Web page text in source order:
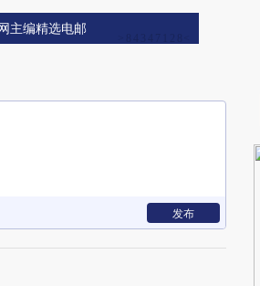
主编精选电邮
发布